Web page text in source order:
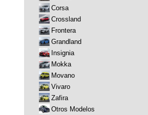
Corsa
Crossland
Frontera
Grandland
Insignia
Mokka
Movano
Vivaro
Zafira
Otros Modelos